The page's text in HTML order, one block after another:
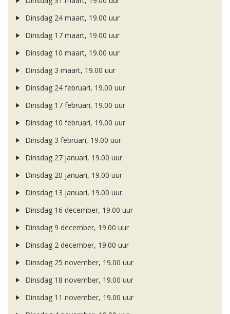
Dinsdag 24 maart, 19.00 uur
Dinsdag 17 maart, 19.00 uur
Dinsdag 10 maart, 19.00 uur
Dinsdag 3 maart, 19.00 uur
Dinsdag 24 februari, 19.00 uur
Dinsdag 17 februari, 19.00 uur
Dinsdag 10 februari, 19.00 uur
Dinsdag 3 februari, 19.00 uur
Dinsdag 27 januari, 19.00 uur
Dinsdag 20 januari, 19.00 uur
Dinsdag 13 januari, 19.00 uur
Dinsdag 16 december, 19.00 uur
Dinsdag 9 december, 19.00 uur
Dinsdag 2 december, 19.00 uur
Dinsdag 25 november, 19.00 uur
Dinsdag 18 november, 19.00 uur
Dinsdag 11 november, 19.00 uur